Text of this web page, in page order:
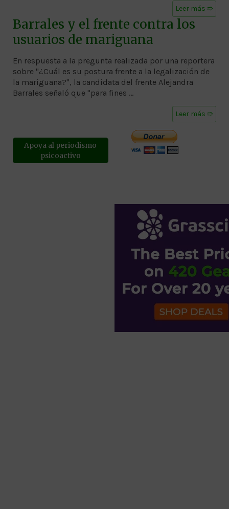
Leer más ➱
Barrales y el frente contra los
usuarios de mariguana
En respuesta a la pregunta realizada por una reportera
sobre "¿Cuál es su postura frente a la legalización de
la mariguana?", la candidata del frente Alejandra
Barrales señaló que "para fines …
Leer más ➱
Apoya al periodismo
psicoactivo